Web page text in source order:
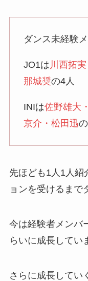
ダンス未経験
JO1は 川西拓
那城奨の4人
INIは佐野雄大
京介・松田迅
先ほども1人1人紹
ョンを受けるまで
今は経験者メンバ
らいに成長してい
さらに成長してい